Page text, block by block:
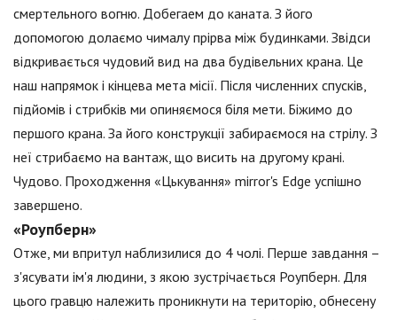
смертельного вогню. Добегаем до каната. З його
допомогою долаємо чималу прірва між будинками. Звідси
відкривається чудовий вид на два будівельних крана. Це
наш напрямок і кінцева мета місії. Після численних спусків,
підйомів і стрибків ми опиняємося біля мети. Біжимо до
першого крана. За його конструкції забираємося на стрілу. З
неї стрибаємо на вантаж, що висить на другому крані.
Чудово. Проходження «Цькування» mirror's Edge успішно
завершено.
«Роупберн»
Отже, ми впритул наблизилися до 4 чолі. Перше завдання –
з'ясувати ім'я людини, з якою зустрічається Роупберн. Для
цього гравцю належить проникнути на територію, обнесену